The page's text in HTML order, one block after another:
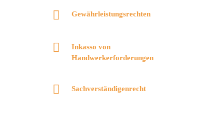
Gewährleistungsrechten
Inkasso von
Handwerkerforderungen
Sachverständigenrecht